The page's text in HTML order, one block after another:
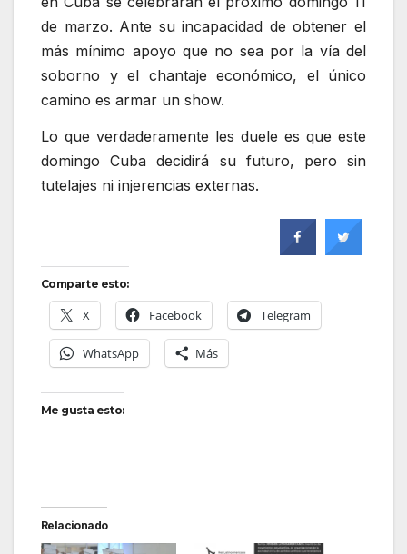
de marzo. Ante su incapacidad de obtener el
más mínimo apoyo que no sea por la vía del
soborno y el chantaje económico, el único
camino es armar un show.
Lo que verdaderamente les duele es que este
domingo Cuba decidirá su futuro, pero sin
tutelajes ni injerencias externas.
Comparte esto:
X Facebook Telegram
WhatsApp Más
Me gusta esto:
Relacionado